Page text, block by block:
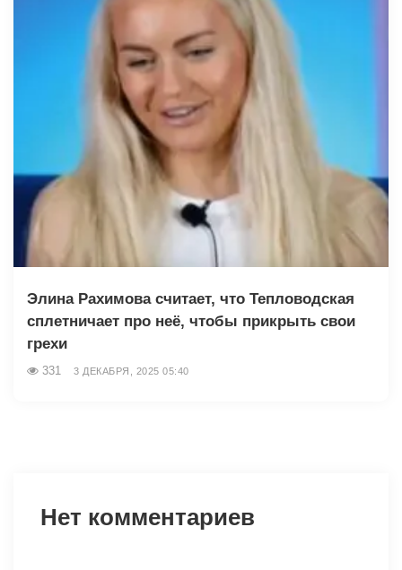
Элина Рахимова считает, что Тепловодская
сплетничает про неё, чтобы прикрыть свои
грехи
331 3 ДЕКАБРЯ, 2025 05:40
Нет комментариев